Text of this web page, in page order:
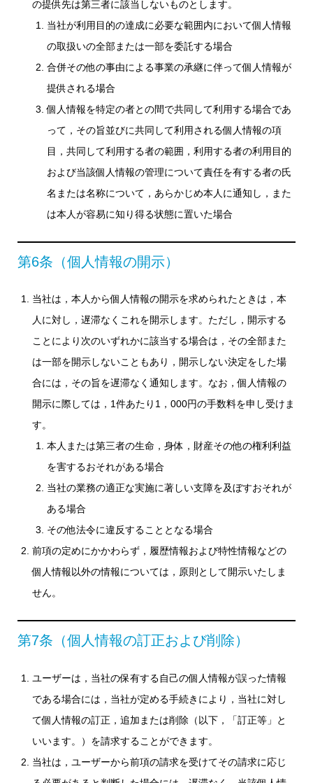
の提供先は第三者に該当しないものとします。
当社が利用目的の達成に必要な範囲内において個人情報
の取扱いの全部または一部を委託する場合
合併その他の事由による事業の承継に伴って個人情報が
提供される場合
個人情報を特定の者との間で共同して利用する場合であ
って，その旨並びに共同して利用される個人情報の項
目，共同して利用する者の範囲，利用する者の利用目的
および当該個人情報の管理について責任を有する者の氏
名または名称について，あらかじめ本人に通知し，また
は本人が容易に知り得る状態に置いた場合
第6条（個人情報の開示）
当社は，本人から個人情報の開示を求められたときは，本
人に対し，遅滞なくこれを開示します。ただし，開示する
ことにより次のいずれかに該当する場合は，その全部また
は一部を開示しないこともあり，開示しない決定をした場
合には，その旨を遅滞なく通知します。なお，個人情報の
開示に際しては，1件あたり1，000円の手数料を申し受けま
す。
本人または第三者の生命，身体，財産その他の権利利益
を害するおそれがある場合
当社の業務の適正な実施に著しい支障を及ぼすおそれが
ある場合
その他法令に違反することとなる場合
前項の定めにかかわらず，履歴情報および特性情報などの
個人情報以外の情報については，原則として開示いたしま
せん。
第7条（個人情報の訂正および削除）
ユーザーは，当社の保有する自己の個人情報が誤った情報
である場合には，当社が定める手続きにより，当社に対し
て個人情報の訂正，追加または削除（以下，「訂正等」と
いいます。）を請求することができます。
当社は，ユーザーから前項の請求を受けてその請求に応じ